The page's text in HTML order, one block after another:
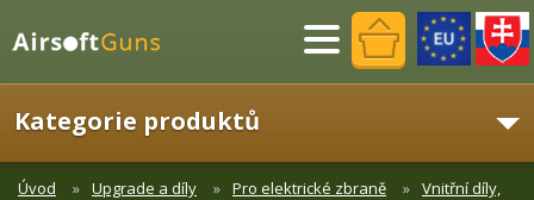
Menu
Kategorie produktů
Úvod Upgrade a díly Pro elektrické zbraně
Vnitřní díly,